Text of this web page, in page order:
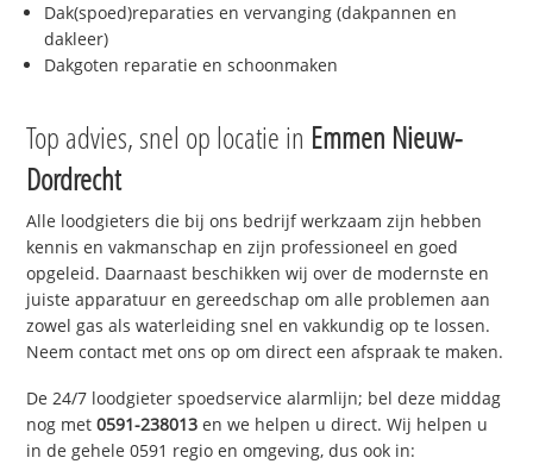
Dak(spoed)reparaties en vervanging (dakpannen en
dakleer)
Dakgoten reparatie en schoonmaken
Top advies, snel op locatie in Emmen Nieuw-
Dordrecht
Alle loodgieters die bij ons bedrijf werkzaam zijn hebben
kennis en vakmanschap en zijn professioneel en goed
opgeleid. Daarnaast beschikken wij over de modernste en
juiste apparatuur en gereedschap om alle problemen aan
zowel gas als waterleiding snel en vakkundig op te lossen.
Neem contact met ons op om direct een afspraak te maken.
De 24/7 loodgieter spoedservice alarmlijn; bel deze middag
nog met0591-238013 en we helpen u direct. Wij helpen u
in de gehele 0591 regio en omgeving, dus ook in: